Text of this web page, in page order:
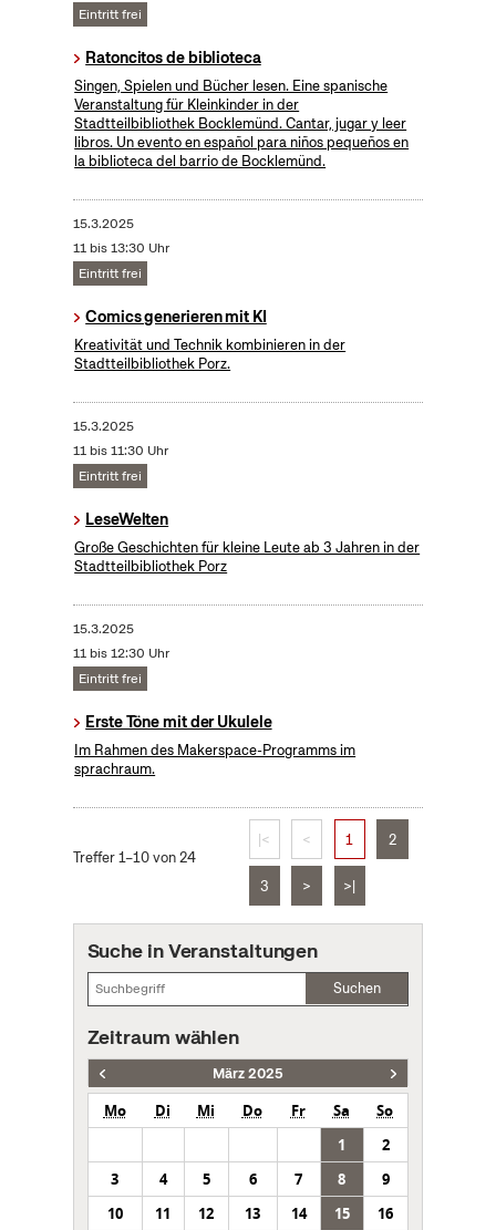
Eintritt frei
Ratoncitos de biblioteca
Singen, Spielen und Bücher lesen. Eine spanische
Veranstaltung für Kleinkinder in der
Stadtteilbibliothek Bocklemünd. Cantar, jugar y leer
libros. Un evento en español para niños pequeños en
la biblioteca del barrio de Bocklemünd.
15.3.2025
11 bis 13:30 Uhr
Eintritt frei
Comics generieren mit KI
Kreativität und Technik kombinieren in der
Stadtteilbibliothek Porz.
15.3.2025
11 bis 11:30 Uhr
Eintritt frei
LeseWelten
Große Geschichten für kleine Leute ab 3 Jahren in der
Stadtteilbibliothek Porz
15.3.2025
11 bis 12:30 Uhr
Eintritt frei
Erste Töne mit der Ukulele
Im Rahmen des Makerspace-Programms im
sprachraum.
Treffer 1–10 von 24
|< < 1 2
3 > >|
Suche in Veranstaltungen
Suchen
Zeitraum wählen
März 2025
Mo Di Mi Do Fr Sa
So
1
2
3
4 5 6 7 8
9
10
11 12 13 14 15
16